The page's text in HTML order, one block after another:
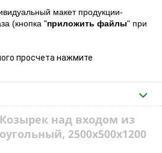
(кнопка "приложить файлы" при
просчета нажмите
Козырек над входом из
2500х500х1200